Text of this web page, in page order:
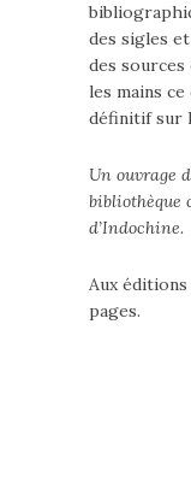
des sigles
des
les mains
définitif sur
Un ouvrage
bibliothèque
d’Indochine.
Aux
pages.